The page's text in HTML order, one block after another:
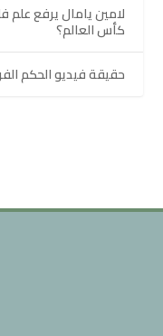
لامين يامال يرفع
كأس العالم؟
حقيقة فيديو الحكم